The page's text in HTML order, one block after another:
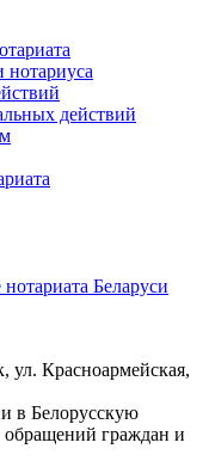
нотариуса
действий
Беларуси
ул. Красноармейская,
в Белорусскую
обращений граждан и